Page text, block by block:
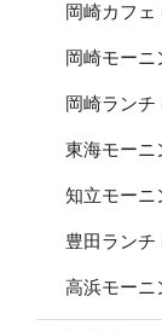
岡崎カフェ
岡崎モーニ
岡崎ランチ
東海モーニ
知立モーニ
豊田ランチ
高浜モーニ